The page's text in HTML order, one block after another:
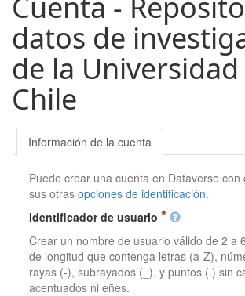
datos de
de la
Chile
Información de la cuenta
Puede crear una cuenta en Dataverse con
sus otrasopciones de identificación.
Identificador de usuario
Crear un nombre de usuario válido de 2 a
de longitud que contenga letras (a-Z),
rayas (-), subrayados (_), y puntos (.) sin
acentuados ni eñes.